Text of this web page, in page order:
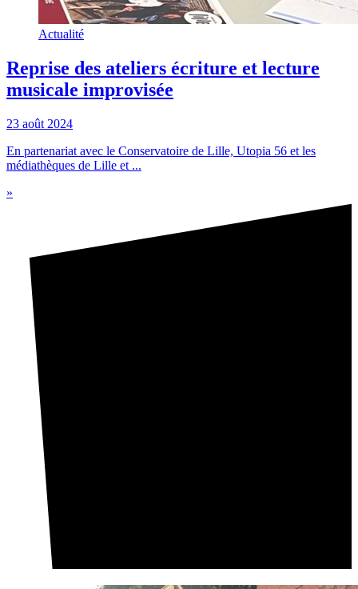
Actualité
Reprise des ateliers écriture et lecture
musicale improvisée
23 août 2024
En partenariat avec le Conservatoire de Lille, Utopia 56 et les
médiathèques de Lille et ...
»